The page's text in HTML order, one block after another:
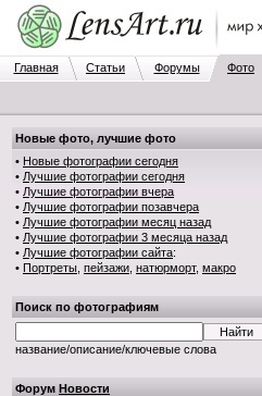
Главная Статьи Форумы Фото
Новые фото, лучшие фото
• Новые фотографии сегодня
• Лучшие фотографии сегодня
• Лучшие фотографии вчера
• Лучшие фотографии позавчера
• Лучшие фотографии месяц назад
• Лучшие фотографии 3 месяца назад
• Лучшие фотографии сайта:
• Портреты пейзажи натюрморт, макро
Поиск по фотографиям
название/описание/ключевые слова
Форум Новости